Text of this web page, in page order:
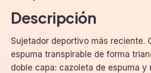
Descripción
Sujetador deportivo más reciente.
espuma transpirable de forma
doble capa: cazoleta de espuma y